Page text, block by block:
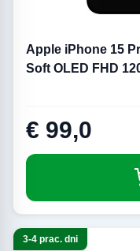
Apple iPhone 15
Soft OLED FHD
€ 99,0
3-4 prac. dni